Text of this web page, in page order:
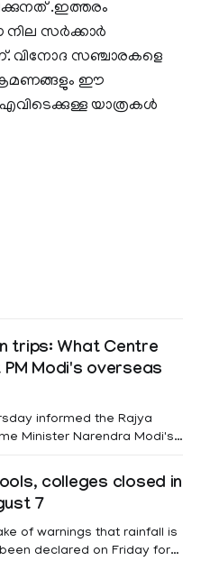
.ഇത്തരം
നില സര്‍ക്കാര്‍
വിനോദ സഞ്ചാരകളെ
ഈ
യാത്രകള്‍
trips: What Centre
Modi's overseas
informed the Rajya
Minister Narendra Modi's
crore in 2026 so far. The
of State for External
reply to questions
colleges closed in
7
of warnings that rainfall is
declared on Friday for